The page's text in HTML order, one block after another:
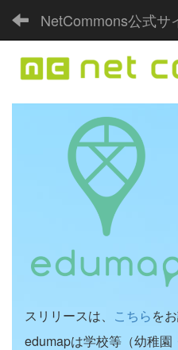
NetCommons公式サ
スリリースは、 こちらを
edumapは学校等（幼稚園